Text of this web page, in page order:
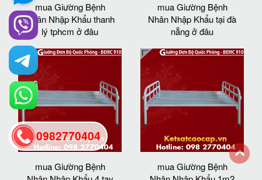
mua Giường Bệnh
Nhân Nhập Khẩu thanh
lý tphcm ở đâu
mua Giường Bệnh
Nhân Nhập Khẩu tại đà
nẵng ở đâu
mua Giường Bệnh
mua Giường Bệnh
0982770404